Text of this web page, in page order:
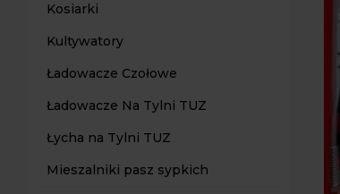
Kosiarki
Kultywatory
Ładowacze Czołowe
Ładowacze Na Tylni TUZ
Łycha na Tylni TUZ
Mieszalniki pasz sypkich